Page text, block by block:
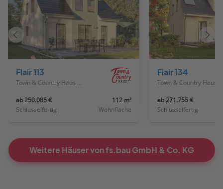
Flair 113
Town & Country Haus Deutschland
ab 250.085 €
Schlüsselfertig
112 m²
Wohnfläche
Flair 134
ab 271.755 €
Schlüsselfertig
Vorheriges
Haus
Weitere Häuser von fs.bau GmbH & Co. KG